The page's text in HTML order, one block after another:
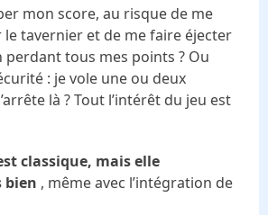
mon score, au risque de me
tavernier et de me faire éjecter
perdant tous mes points ? Ou
: je vole une ou deux
là ? Tout l’intérêt du jeu est
classique, mais elle
bien , même avec l’intégration de